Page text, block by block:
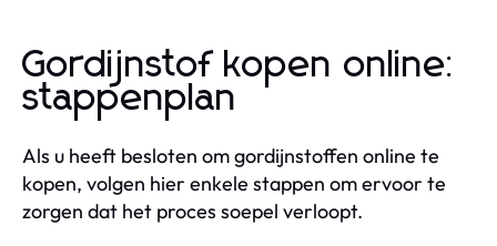
Gordijnstof kopen online:
stappenplan
Als u heeft besloten om gordijnstoffen online te
kopen, volgen hier enkele stappen om ervoor te
zorgen dat het proces soepel verloopt.